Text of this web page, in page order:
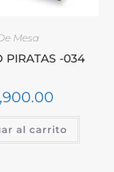
Mesa
PIRATAS -034
al carrito